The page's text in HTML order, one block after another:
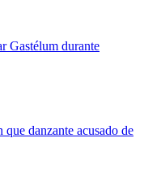
Gastélum durante
danzante acusado de